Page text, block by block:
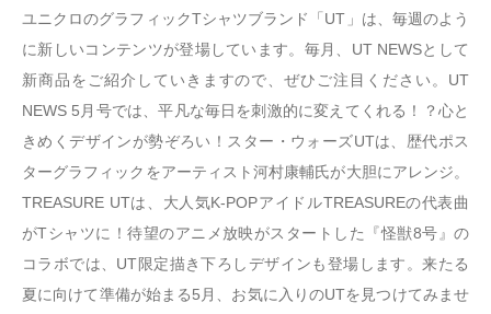
ユニクロのグラフィックTシャツブランド「UT」は、毎週のよう
に新しいコンテンツが登場しています。毎月、UT NEWSとして
新商品をご紹介していきますので、ぜひご注目ください。UT
NEWS 5月号では、平凡な毎日を刺激的に変えてくれる！？心と
きめくデザインが勢ぞろい！スター・ウォーズUTは、歴代ポス
ターグラフィックをアーティスト河村康輔氏が大胆にアレンジ。
TREASURE UTは、大人気K-POPアイドルTREASUREの代表曲
がTシャツに！待望のアニメ放映がスタートした『怪獣8号』の
コラボでは、UT限定描き下ろしデザインも登場します。来たる
夏に向けて準備が始まる5月、お気に入りのUTを見つけてみませ